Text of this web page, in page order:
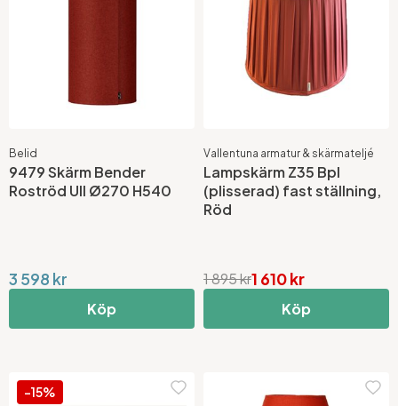
Belid
9479 Skärm Bender
Roströd Ull Ø270 H540
3 598 kr
Köp
Vallentuna armatur & skärmateljé
Lampskärm Z35 Bpl
(plisserad) fast ställning,
Röd
1 610 kr
1 895 kr
Köp
-15%